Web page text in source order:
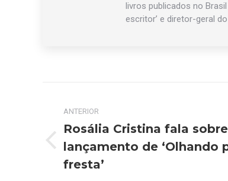
livros publicados no
escritor’ e diretor-geral do
de
post:
ANTERIOR
Post
anterior:
Rosália Cristina fala
lançamento de ‘Olhando
fresta’